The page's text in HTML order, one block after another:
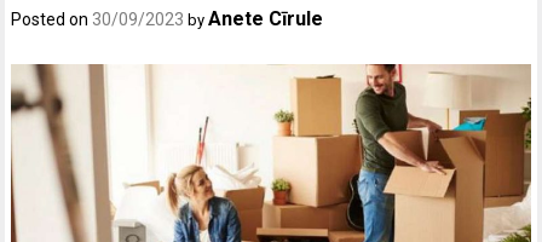
Posted on 30/09/2023 byAnete Cīrule